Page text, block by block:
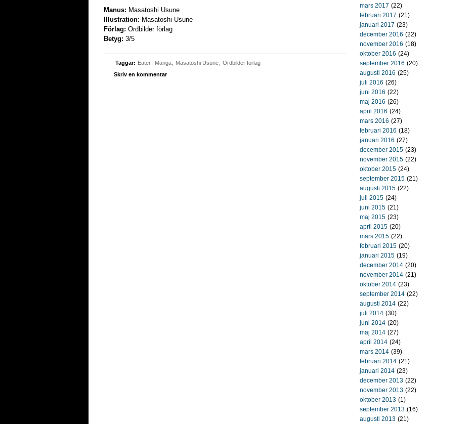
Manus: Masatoshi Usune
Illustration: Masatoshi Usune
Förlag: Ordbilder förlag
Betyg: 3/5
Taggar: Eater Manga Masatoshi Usune
Ordbilder förlag
Skriv en kommentar
mars 2017 (22)
februari 2017 (21)
januari 2017 (23)
december 2016 (22)
november 2016 (18)
oktober 2016 (24)
september 2016 (20)
augusti 2016 (25)
juli 2016 (26)
juni 2016 (22)
maj 2016 (26)
april 2016 (24)
mars 2016 (27)
februari 2016 (18)
januari 2016 (27)
december 2015 (23)
november 2015 (22)
oktober 2015 (24)
september 2015 (21)
augusti 2015 (22)
juli 2015 (24)
juni 2015 (21)
maj 2015 (23)
april 2015 (20)
mars 2015 (22)
februari 2015 (20)
januari 2015 (19)
december 2014 (20)
november 2014 (21)
oktober 2014 (23)
september 2014 (22)
augusti 2014 (22)
juli 2014 (30)
juni 2014 (20)
maj 2014 (27)
april 2014 (24)
mars 2014 (39)
februari 2014 (21)
januari 2014 (23)
december 2013 (22)
november 2013 (22)
oktober 2013 (1)
september 2013 (16)
augusti 2013 (21)